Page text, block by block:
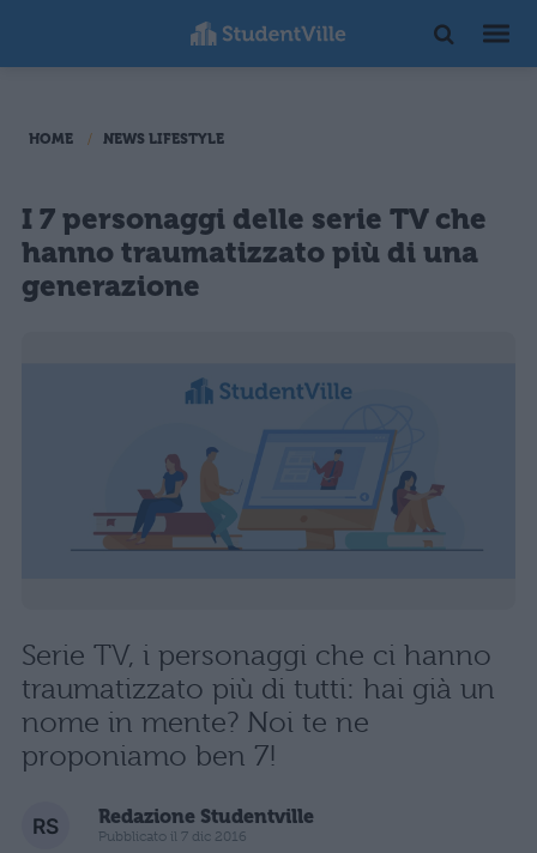
HOME NEWS LIFESTYLE
I 7 personaggi delle serie TV che
hanno traumatizzato più di una
generazione
Serie TV, i personaggi che ci hanno
traumatizzato più di tutti: hai già un
nome in mente? Noi te ne
proponiamo ben 7!
Redazione Studentville
Pubblicato il 7 dic 2016